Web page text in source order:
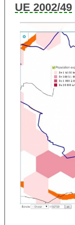
UE 2002/49